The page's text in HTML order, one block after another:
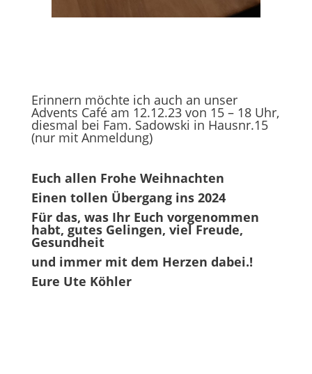
Erinnern möchte ich auch an unser
Advents Café am 12.12.23 von 15 – 18 Uhr,
diesmal bei Fam. Sadowski in Hausnr.15
(nur mit Anmeldung)
Euch allen Frohe Weihnachten
Einen tollen Übergang ins 2024
Für das, was Ihr Euch vorgenommen
habt, gutes Gelingen, viel Freude,
Gesundheit
und immer mit dem Herzen dabei.!
Eure Ute Köhler